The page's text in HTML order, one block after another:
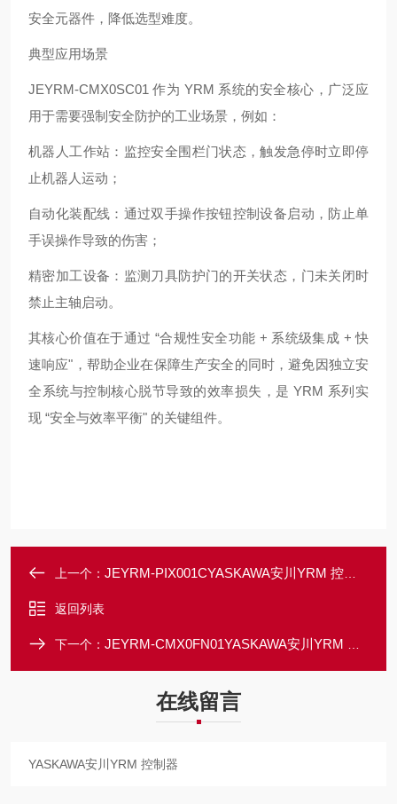
安全元器件，降低选型难度。
典型应用场景
JEYRM-CMX0SC01 作为 YRM 系统的安全核心，广泛应
用于需要强制安全防护的工业场景，例如：
机器人工作站：监控安全围栏门状态，触发急停时立即停
止机器人运动；
自动化装配线：通过双手操作按钮控制设备启动，防止单
手误操作导致的伤害；
精密加工设备：监测刀具防护门的开关状态，门未关闭时
禁止主轴启动。
其核心价值在于通过 “合规性安全功能 + 系统级集成 + 快
速响应"，帮助企业在保障生产安全的同时，避免因独立安
全系统与控制核心脱节导致的效率损失，是 YRM 系列实
现 “安全与效率平衡" 的关键组件。
上一个： JEYRM-PIX001CYASKAWA安川YRM 控制器
返回列表
下一个： JEYRM-CMX0FN01YASKAWA安川YRM 控制器
在线留言